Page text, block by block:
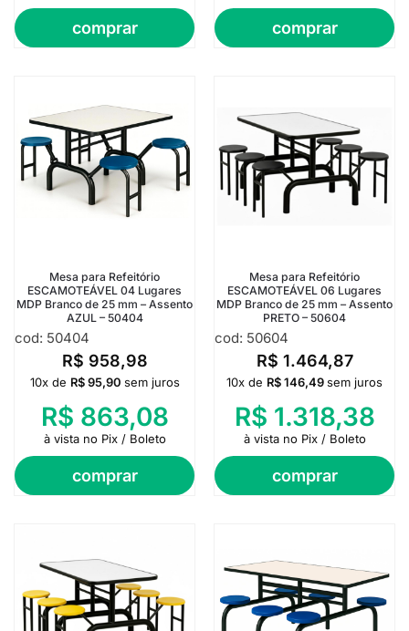
comprar comprar
Mesa para Refeitório
ESCAMOTEÁVEL 04 Lugares
MDP Branco de 25 mm – Assento
AZUL – 50404
cod: 50404
R$ 958,98
comprar
10x de R$95,90 sem juros
R$ 863,08
à vista no Pix / Boleto
Mesa para Refeitório
ESCAMOTEÁVEL 06 Lugares
MDP Branco de 25 mm – Assento
PRETO – 50604
cod: 50604
R$ 1.464,87
comprar
10x de R$146,49sem juros
R$ 1.318,38
à vista no Pix / Boleto